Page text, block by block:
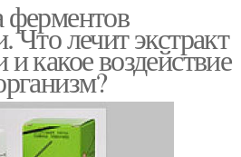
ферментов
Что лечит экстракт
какое воздействие